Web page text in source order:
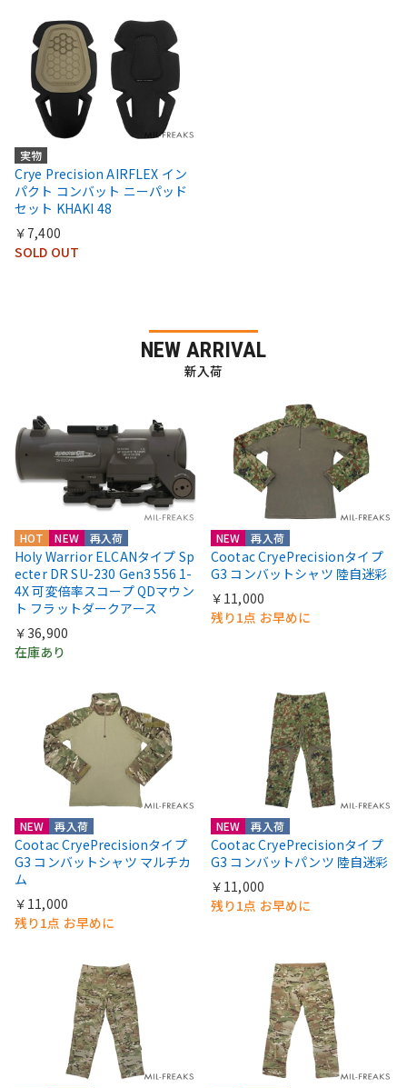
実物
Crye Precision AIRFLEX イン
パクト コンバット ニーパッド
セット KHAKI 48
￥7,400
SOLD OUT
NEW ARRIVAL
新入荷
HOT NEW 再入荷
Holy Warrior ELCANタイプ Sp
ecter DR SU-230 Gen3 556 1-
4X 可変倍率スコープ QDマウン
ト フラットダークアース
￥36,900
在庫あり
NEW 再入荷
Cootac CryePrecisionタイプ
G3 コンバットシャツ 陸自迷彩
￥11,000
残り1点 お早めに
NEW 再入荷
Cootac CryePrecisionタイプ
G3 コンバットシャツ マルチカ
ム
￥11,000
残り1点 お早めに
NEW 再入荷
Cootac CryePrecisionタイプ
G3 コンバットパンツ 陸自迷彩
￥11,000
残り1点 お早めに